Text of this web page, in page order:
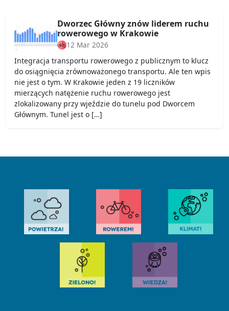
Dworzec Główny znów liderem ruchu
rowerowego w Krakowie
12 Mar 2026
Integracja transportu rowerowego z publicznym to klucz
do osiągnięcia zrównoważonego transportu. Ale ten wpis
nie jest o tym. W Krakowie jeden z 19 liczników
mierzących natężenie ruchu rowerowego jest
zlokalizowany przy wjeździe do tunelu pod Dworcem
Głównym. Tunel jest o […]